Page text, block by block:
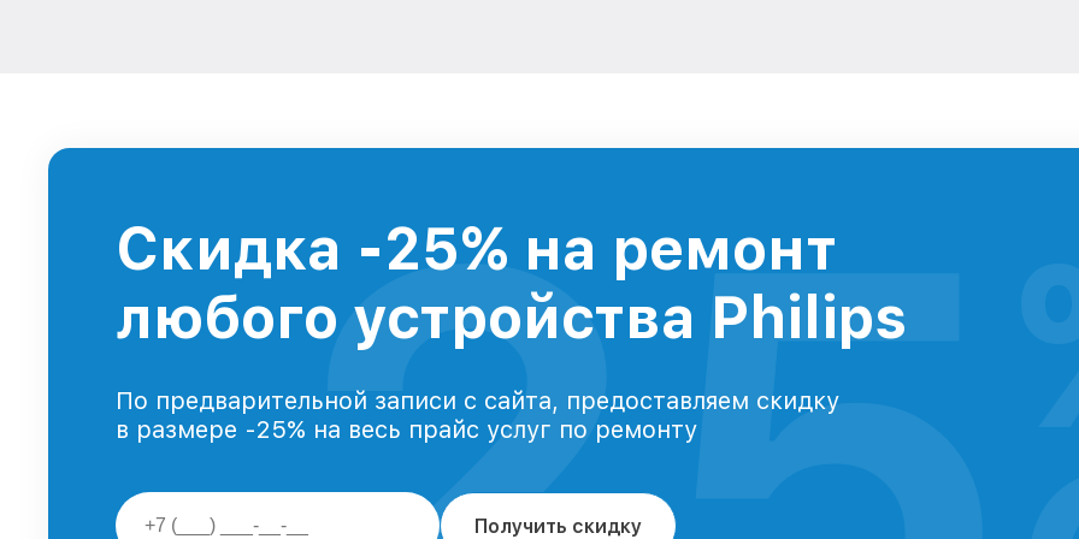
Скидка -25% на ремонт
любого устройства Philips
По предварительной записи с сайта, предоставляем скидку
в размере -25% на весь прайс услуг по ремонту
Получить скидку